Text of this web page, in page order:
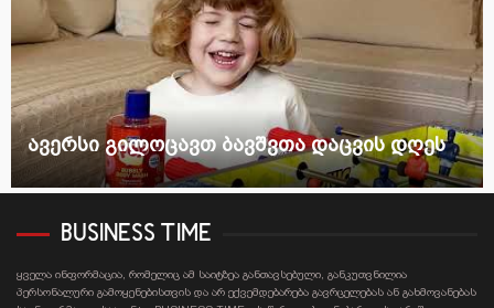
ავერსი გილოცავთ ბავშვთა დაცვის დღეს
BUSINESS TIME
ყველა ინფორმაცია, რომელიც ამ საიტზეა განთავსებული, განკუთვნილია
პერსონალური გამოყენებისთვის და არ ექვემდებარება გავრცელებას ან გახმოვანებას